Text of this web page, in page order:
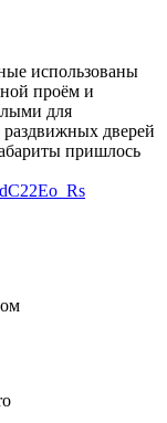
использованы
проём и
для
дверей
пришлось